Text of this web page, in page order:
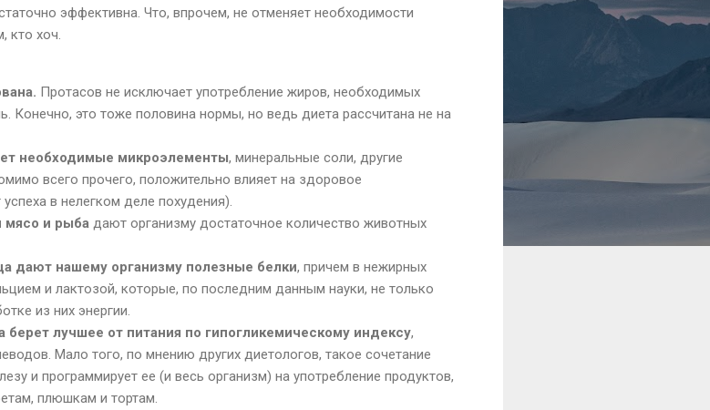
эффективна. Что, впрочем, не отменяет необходимости
кто хоч.
Протасов не исключает употребление жиров, необходимых
Конечно, это тоже половина нормы, но ведь диета рассчитана не на
необходимые микроэлементы, минеральные соли, другие
всего прочего, положительно влияет на здоровое
в нелегком деле похудения).
мясо и рыба дают организму достаточное количество животных
дают нашему организму полезные белки, причем в нежирных
и лактозой, которые, по последним данным науки, не только
из них энергии.
лучшее от питания по гипогликемическому индексу,
Мало того, по мнению других диетологов, такое сочетание
и программирует ее (и весь организм) на употребление продуктов,
плюшкам и тортам.